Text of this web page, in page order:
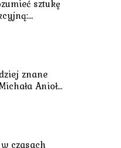
sztukę
znane
Anioła
czasach